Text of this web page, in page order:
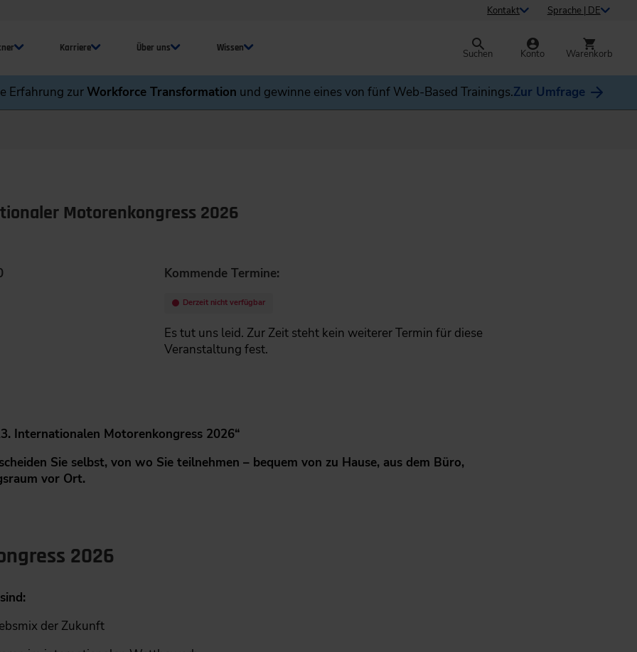
Kontakt Sprache | DE
Karriere Über uns Wissen Suchen Konto Warenkorb
Erfahrung zurWorkforce Transformation und gewinne eines von fünf Web-Based Trainings.Zur Umfrage
Motorenkongress 2026
Kommende Termine:
Derzeit nicht verfügbar
Es tut uns leid. Zur Zeit steht kein weiterer Termin für diese
Veranstaltung fest.
Internationalen Motorenkongress 2026“
Sie selbst, von wo Sie teilnehmen – bequem von zu Hause, aus dem Büro,
vor Ort.
2026
der Zukunft